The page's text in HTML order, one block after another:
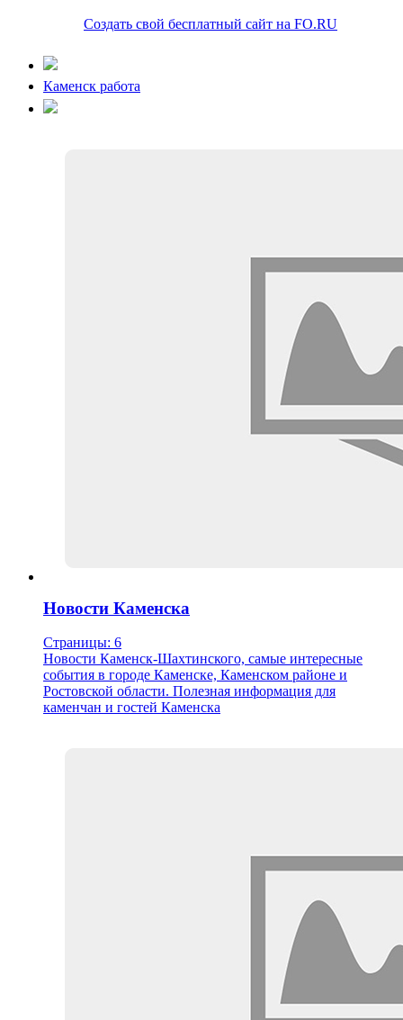
Создать свой бесплатный сайт на FO.RU
Каменск работа
Новости Каменска
Страницы: 6
Новости Каменск-Шахтинского, самые интересные
события в городе Каменске, Каменском районе и
Ростовской области. Полезная информация для
каменчан и гостей Каменска